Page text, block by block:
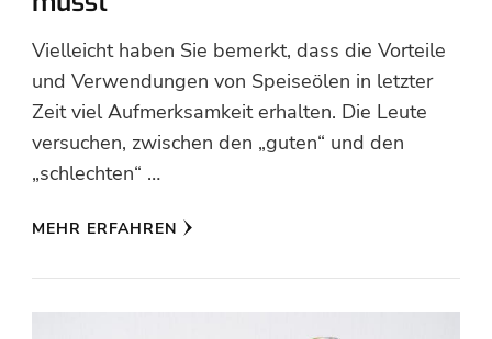
Vielleicht haben Sie bemerkt, dass die Vorteile
und Verwendungen von Speiseölen in letzter
Zeit viel Aufmerksamkeit erhalten. Die Leute
versuchen, zwischen den „guten“ und den
„schlechten“ …
MEHR ERFAHREN